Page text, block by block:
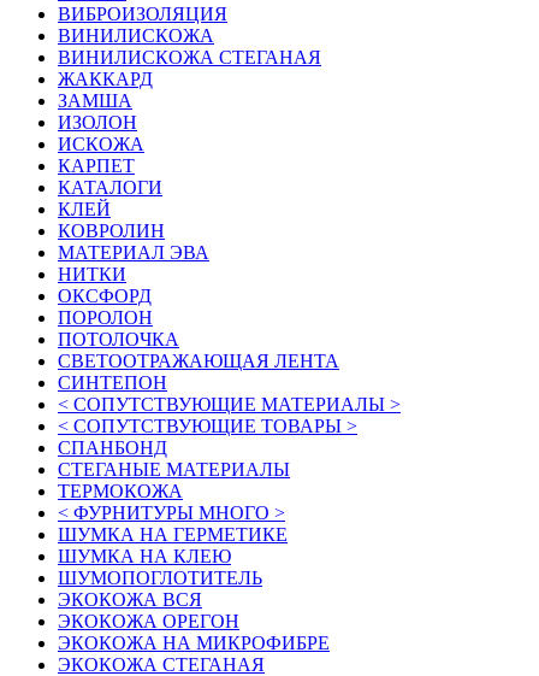
ВИБРОИЗОЛЯЦИЯ
ВИНИЛИСКОЖА
ВИНИЛИСКОЖА СТЕГАНАЯ
ЖАККАРД
ЗАМША
ИЗОЛОН
ИСКОЖА
КАРПЕТ
КАТАЛОГИ
КЛЕЙ
КОВРОЛИН
МАТЕРИАЛ ЭВА
НИТКИ
ОКСФОРД
ПОРОЛОН
ПОТОЛОЧКА
СВЕТООТРАЖАЮЩАЯ ЛЕНТА
СИНТЕПОН
< СОПУТСТВУЮЩИЕ МАТЕРИАЛЫ >
< СОПУТСТВУЮЩИЕ ТОВАРЫ >
СПАНБОНД
СТЕГАНЫЕ МАТЕРИАЛЫ
ТЕРМОКОЖА
< ФУРНИТУРЫ МНОГО >
ШУМКА НА ГЕРМЕТИКЕ
ШУМКА НА КЛЕЮ
ШУМОПОГЛОТИТЕЛЬ
ЭКОКОЖА ВСЯ
ЭКОКОЖА ОРЕГОН
ЭКОКОЖА НА МИКРОФИБРЕ
ЭКОКОЖА СТЕГАНАЯ